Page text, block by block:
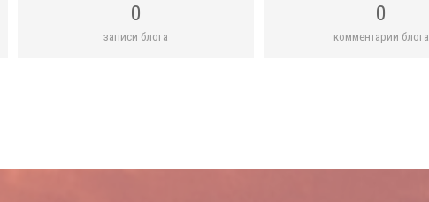
0
записи блога
0
комментарии блога